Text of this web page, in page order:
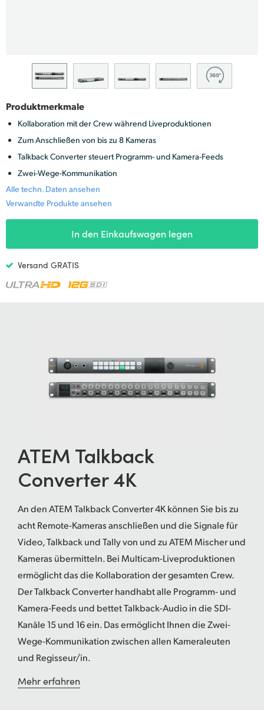
Germany
Hong Kong SAR, China
India
Italy
Japan
Korea
Malaysia
Netherlands
New Zealand
Portugal
Singapore
UAE
Ukraine
United Kingdom
United States
Produktmerkmale
Kollaboration mit der Crew während Liveproduktionen
Zum Anschließen von bis zu 8 Kameras
Talkback Converter steuert Programm- und Kamera-Feeds
Zwei-Wege-Kommunikation
Alle techn. Daten ansehen
Verwandte Produkte ansehen
In den Einkaufswagen legen
Versand GRATIS
ATEM Talkback
Converter 4K
An den ATEM Talkback Converter 4K können Sie bis zu
acht Remote-Kameras anschließen und die Signale für
Video, Talkback und Tally von und zu ATEM Mischer und
Kameras übermitteln. Bei Multicam-Liveproduktionen
ermöglicht das die Kollaboration der gesamten Crew.
Der Talkback Converter handhabt alle Programm- und
Kamera-Feeds und bettet Talkback-Audio in die SDI-
Kanäle 15 und 16 ein. Das ermöglicht Ihnen die Zwei-
Wege-Kommunikation zwischen allen Kameraleuten
und Regisseur/in.
Mehr erfahren